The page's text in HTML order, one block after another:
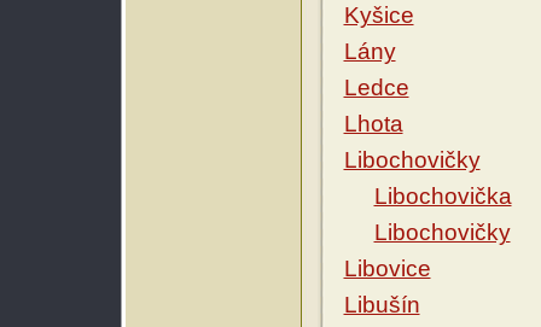
Kyšice
Lány
Ledce
Lhota
Libochovičky
Libochovička
Libochovičky
Libovice
Libušín